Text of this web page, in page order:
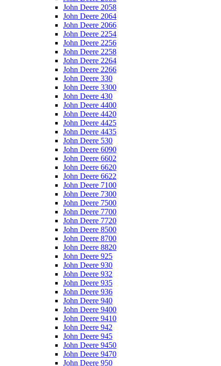
John Deere 2058
John Deere 2064
John Deere 2066
John Deere 2254
John Deere 2256
John Deere 2258
John Deere 2264
John Deere 2266
John Deere 330
John Deere 3300
John Deere 430
John Deere 4400
John Deere 4420
John Deere 4425
John Deere 4435
John Deere 530
John Deere 6090
John Deere 6602
John Deere 6620
John Deere 6622
John Deere 7100
John Deere 7300
John Deere 7500
John Deere 7700
John Deere 7720
John Deere 8500
John Deere 8700
John Deere 8820
John Deere 925
John Deere 930
John Deere 932
John Deere 935
John Deere 936
John Deere 940
John Deere 9400
John Deere 9410
John Deere 942
John Deere 945
John Deere 9450
John Deere 9470
John Deere 950